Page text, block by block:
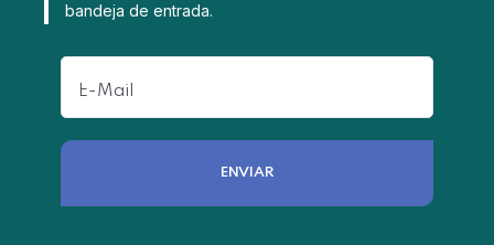
bandeja de entrada.